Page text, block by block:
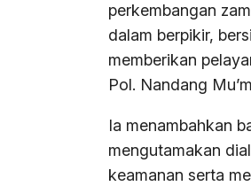
perkembangan
dalam berpikir,
memberikan
Pol. Nandang
Ia menambahkan
mengutamakan
keamanan serta